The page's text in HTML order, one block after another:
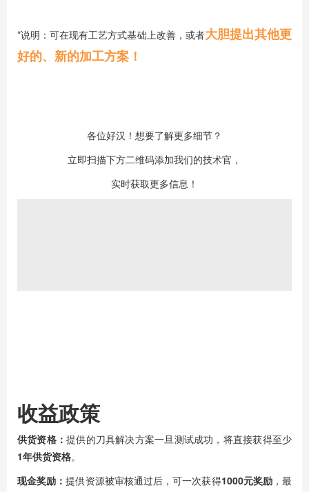
*说明：可在现有工艺方式基础上改善，或者大胆提出其他更
好的、新的加工方案！
各位好汉！想要了解更多细节？
立即扫描下方二维码添加我们的技术官，
实时获取更多信息！
收益政策
供货资格：提供的刀具解决方案一旦测试成功，将直接获得至少
1年供货资格。
现金奖励：提供资源被审核通过后，可一次获得1000元奖励，最